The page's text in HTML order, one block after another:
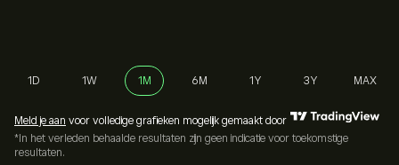
1D 1W 1M 6M 1Y 3Y MAX
Meld je aan voor volledige grafieken mogelijk gemaakt door
*In het verleden behaalde resultaten zijn geen indicatie voor toekomstige
resultaten.